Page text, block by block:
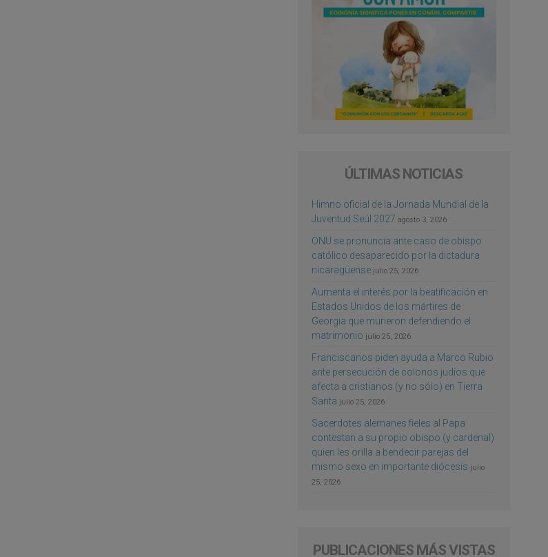
ÚLTIMAS NOTICIAS
Himno oficial de la Jornada Mundial de la
Juventud Seúl 2027 agosto 3, 2026
ONU se pronuncia ante caso de obispo
católico desaparecido por la dictadura
nicaragüense julio 25, 2026
Aumenta el interés por la beatificación en
Estados Unidos de los mártires de
Georgia que murieron defendiendo el
matrimonio julio 25, 2026
Franciscanos piden ayuda a Marco Rubio
ante persecución de colonos judíos que
afecta a cristianos (y no sólo) en Tierra
Santa julio 25, 2026
Sacerdotes alemanes fieles al Papa
contestan a su propio obispo (y cardenal)
quien les orilla a bendecir parejas del
mismo sexo en importante diócesis julio
25, 2026
PUBLICACIONES MÁS VISTAS